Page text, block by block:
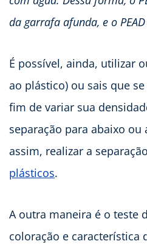
da garrafa afunda, e o
É possível, ainda, utilizar
ao plástico) ou sais que
fim de variar sua
separação para abaixo ou
assim, realizar a
plásticos.
A outra maneira é o teste
coloração e característica